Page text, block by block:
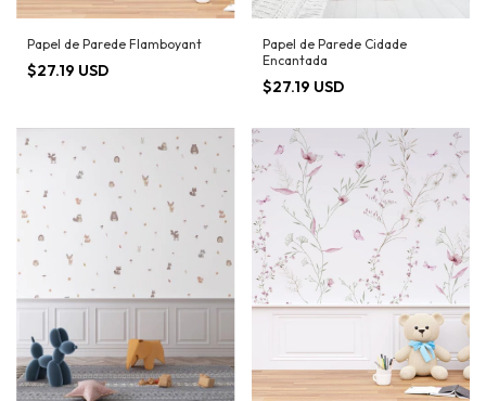
Papel de Parede Flamboyant
$27.19 USD
Papel de Parede Cidade
Encantada
$27.19 USD